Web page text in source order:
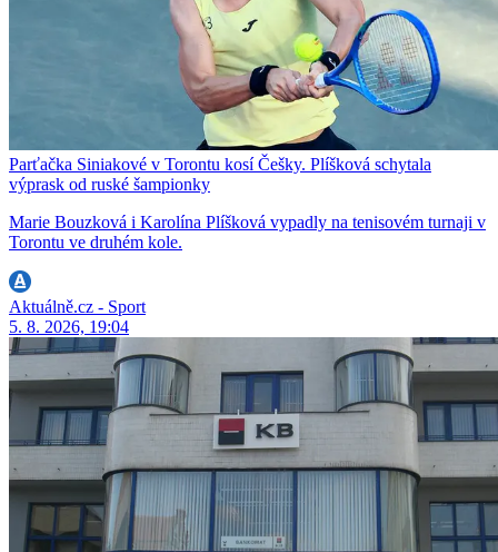
Parťačka Siniakové v Torontu kosí Češky. Plíšková schytala
výprask od ruské šampionky
Marie Bouzková i Karolína Plíšková vypadly na tenisovém turnaji v
Torontu ve druhém kole.
Aktuálně.cz - Sport
5. 8. 2026, 19:04